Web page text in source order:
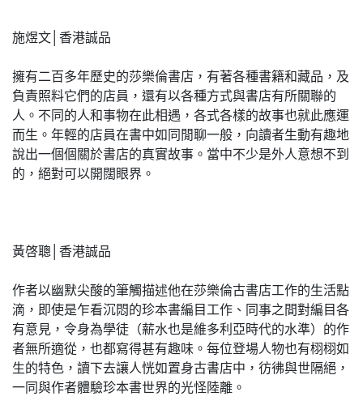
施煜文│香港誠品
擁有二百多年歷史的莎樂倫書店，有著各種書籍和藏品，及
負責照料它們的店員，還有以各種方式與書店有所關聯的
人。不同的人和事物在此相遇，各式各樣的故事也就此應運
而生。年輕的店員在書中如同閒聊一般，向讀者生動有趣地
說出一個個關於書店的真實故事。當中不少是外人意想不到
的，絕對可以開闊眼界。
黃啓聰│香港誠品
作者以幽默尖酸的筆觸描述他在莎樂倫古書店工作的生活點
滴，即使是乍看沉悶的珍本書編目工作、同事之間對編目各
有意見，令身為學徒（薪水也是維多利亞時代的水準）的作
者無所適從，也都寫得甚有趣味。每位登場人物也有栩栩如
生的特色，讀下去讓人恍如置身古書店中，彷彿與世隔絕，
一同與作者體驗珍本書世界的光怪陸離。